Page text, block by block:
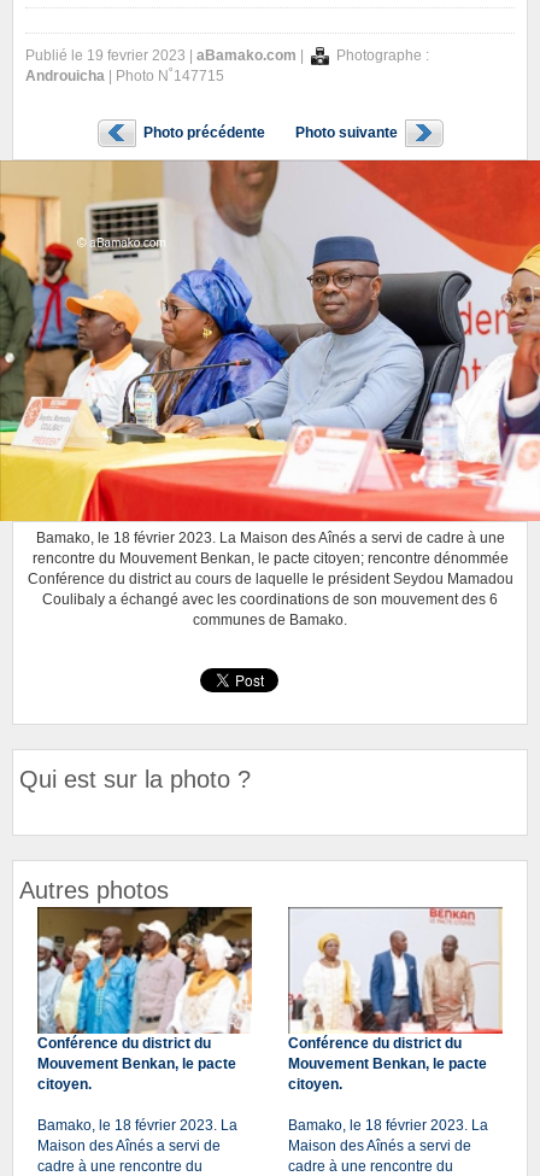
Publié le 19 fevrier 2023 | aBamako.com
Photographe :
Androuicha | Photo N˚147715
Photo précédente Photo suivante
Bamako, le 18 février 2023. La Maison des Aînés a servi de cadre à une
rencontre du Mouvement Benkan, le pacte citoyen; rencontre dénommée
Conférence du district au cours de laquelle le président Seydou Mamadou
Coulibaly a échangé avec les coordinations de son mouvement des 6
communes de Bamako.
Qui est sur la photo ?
Autres photos
Conférence du district du
Mouvement Benkan, le pacte
citoyen.
Bamako, le 18 février 2023. La
Maison des Aînés a servi de
cadre à une rencontre du
Conférence du district du
Mouvement Benkan, le pacte
citoyen.
Bamako, le 18 février 2023. La
Maison des Aînés a servi de
cadre à une rencontre du